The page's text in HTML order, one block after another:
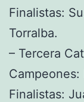
Finalistas:
Torralba.
– Tercera
Campeones:
Finalistas: